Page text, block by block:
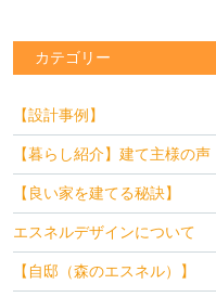
カテゴリー
【設計事例】
【暮らし紹介】建て主様の
【良い家を建てる秘訣】
エスネルデザインについて
【自邸（森のエスネル）】